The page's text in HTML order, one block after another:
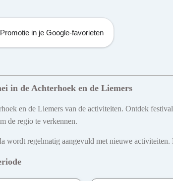
in je Google-favorieten
in de Achterhoek en de Liemers
en de Liemers van de activiteiten. Ontdek
de regio te verkennen.
wordt regelmatig aangevuld met nieuwe